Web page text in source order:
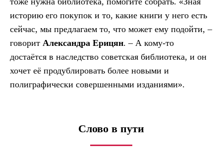
историю его покупок и то, какие книги у него есть
сейчас, мы предлагаем то, что может ему подойти, –
говорит Александра Ерицян. – А кому-то
достаётся в наследство советская библиотека, и он
хочет её продублировать более новыми и
полиграфически совершенными изданиями».
Слово в пути